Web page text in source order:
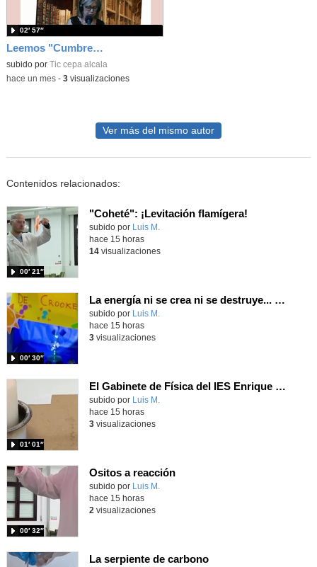
Leemos "Cumbres borrascosas" de Emily Brontë
subido por Tic cepa alcala
02′ 57″
-hace un mes- 3visualizaciones
Ver más del mismo autor
Contenidos relacionados:
"Coheté": ¡Levitación flamígera!
Contenido educativo.
subido por Luis M.
00′ 21″
hace 15 horas
14visualizaciones
La energía ni se crea ni se destruye... ¡se experimenta! El Tierno en la Feria Madrid es Ciencia 2026
Contenido educativo.
subido por Luis M.
00′ 30″
hace 15 horas
3visualizaciones
El Gabinete de Física del IES Enrique Tierno Galván de Parla (Curso 25-26)
Contenido educativo.
subido por Luis M.
01′ 01″
hace 15 horas
3visualizaciones
Ositos a reacción
Contenido educativo.
subido por Luis M.
00′ 32″
hace 15 horas
2 visualizaciones
La serpiente de carbono